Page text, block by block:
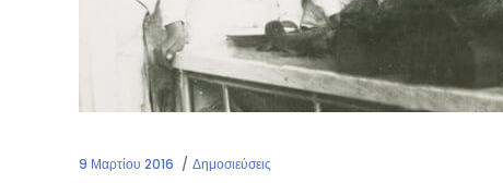
9 Μαρτίου 2016 Δημοσιεύσεις